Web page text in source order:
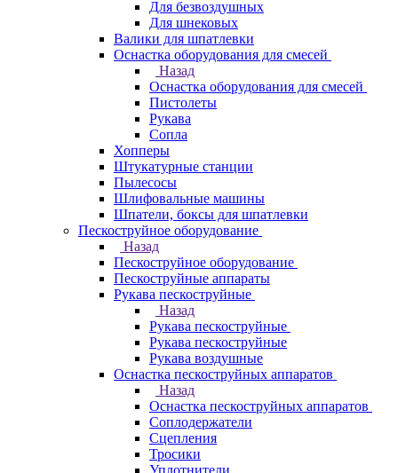
Для безвоздушных
Для шнековых
Валики для шпатлевки
Оснастка оборудования для смесей
Назад
Оснастка оборудования для смесей
Пистолеты
Рукава
Сопла
Хопперы
Штукатурные станции
Пылесосы
Шлифовальные машины
Шпатели, боксы для шпатлевки
Пескоструйное оборудование
Назад
Пескоструйное оборудование
Пескоструйные аппараты
Рукава пескоструйные
Назад
Рукава пескоструйные
Рукава пескоструйные
Рукава воздушные
Оснастка пескоструйных аппаратов
Назад
Оснастка пескоструйных аппаратов
Соплодержатели
Сцепления
Тросики
Уплотнители